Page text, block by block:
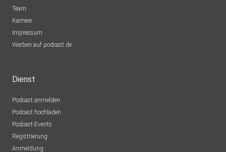
Team
Karriere
Impressum
Werben auf podcast.de
Dienst
Podcast anmelden
Podcast hochladen
Podcast-Events
Registrierung
Anmeldung